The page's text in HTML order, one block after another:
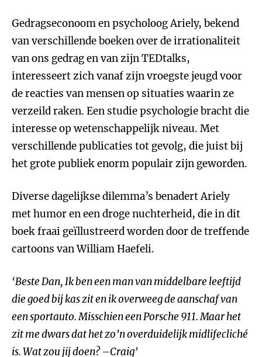
Gedragseconoom en psycholoog Ariely, bekend
van verschillende boeken over de irrationaliteit
van ons gedrag en van zijn TEDtalks,
interesseert zich vanaf zijn vroegste jeugd voor
de reacties van mensen op situaties waarin ze
verzeild raken. Een studie psychologie bracht die
interesse op wetenschappelijk niveau. Met
verschillende publicaties tot gevolg, die juist bij
het grote publiek enorm populair zijn geworden.
Diverse dagelijkse dilemma’s benadert Ariely
met humor en een droge nuchterheid, die in dit
boek fraai geïllustreerd worden door de treffende
cartoons van William Haefeli.
‘Beste Dan, Ik ben een man van middelbare leeftijd
die goed bij kas zit en ik overweeg de aanschaf van
een sportauto. Misschien een Porsche 911. Maar het
zit me dwars dat het zo’n overduidelijk midlifecliché
is. Wat zou jij doen? –Craig’